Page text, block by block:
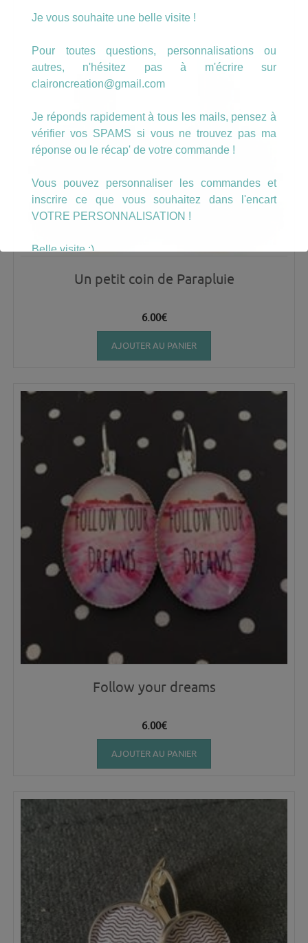
Un petit coin de Parapluie
6.00€
AJOUTER AU PANIER
Follow your dreams
6.00€
AJOUTER AU PANIER
Je vous souhaite une belle visite !
Pour toutes questions, personnalisations ou
autres, n'hésitez pas à m'écrire sur
claironcreation@gmail.com
Je réponds rapidement à tous les mails, pensez à
vérifier vos SPAMS si vous ne trouvez pas ma
réponse ou le récap' de votre commande !
Vous pouvez personnaliser les commandes et
inscrire ce que vous souhaitez dans l'encart
VOTRE PERSONNALISATION !
Belle visite :)